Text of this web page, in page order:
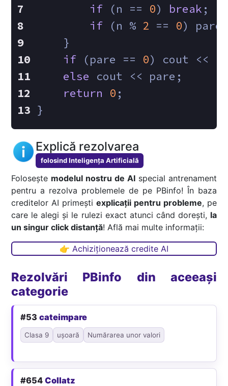
if (n == 0) break ;
if (n % 2 == 0)
    }
if (pare == 0) cout <<
else cout << pare;
return
0 ;
}
Explică rezolvarea
folosind Inteligența Artificială
Folosește modelul nostru de AIspecial antrenament
pentru a rezolva problemele de pe PBinfo! În baza
creditelor AI primești explicații pentru probleme, pe
care le alegi și le rulezi exact atunci când dorești, la
un singur click distanță! Află mai multe informații:
👉 Achiziționează credite AI
Rezolvări PBinfo din aceeași
categorie
#53cateimpare
Clasa 9 ușoară Numărarea unor valori
#654Collatz